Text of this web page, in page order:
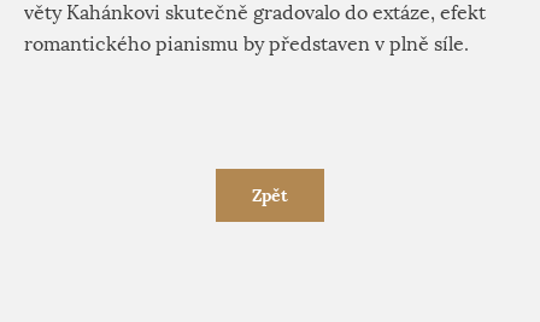
věty Kahánkovi skutečně gradovalo do extáze, efekt
romantického pianismu by představen v plně síle.
Zpět